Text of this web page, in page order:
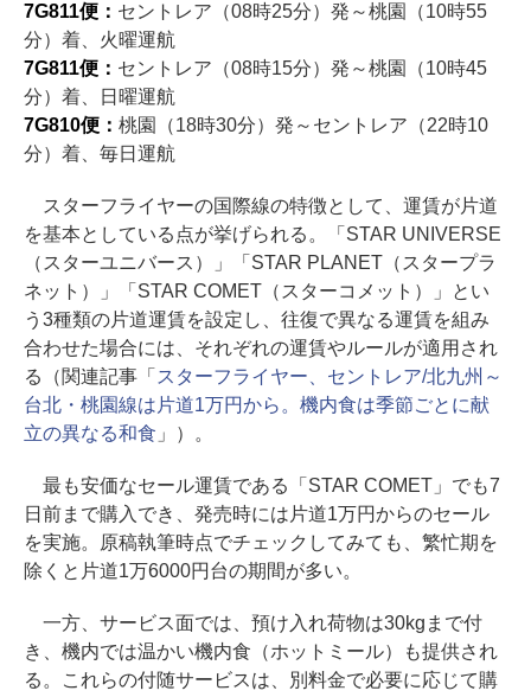
7G811便： セントレア（08時25分）発～桃園（10時55
分）着、火曜運航
7G811便： セントレア（08時15分）発～桃園（10時45
分）着、日曜運航
7G810便： 桃園（18時30分）発～セントレア（22時10
分）着、毎日運航
スターフライヤーの国際線の特徴として、運賃が片道
を基本としている点が挙げられる。「STAR UNIVERSE
（スターユニバース）」「STAR PLANET（スタープラ
ネット）」「STAR COMET（スターコメット）」とい
う3種類の片道運賃を設定し、往復で異なる運賃を組み
合わせた場合には、それぞれの運賃やルールが適用され
る（関連記事「 スターフライヤー、セントレア/北九州～
台北・桃園線は片道1万円から。機内食は季節ごとに献
立の異なる和食 」）。
最も安価なセール運賃である「STAR COMET」でも7
日前まで購入でき、発売時には片道1万円からのセール
を実施。原稿執筆時点でチェックしてみても、繁忙期を
除くと片道1万6000円台の期間が多い。
一方、サービス面では、預け入れ荷物は30kgまで付
き、機内では温かい機内食（ホットミール）も提供され
る。これらの付随サービスは、別料金で必要に応じて購